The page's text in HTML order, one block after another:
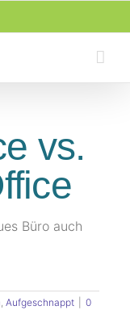
vs.
Büro auch
, Aufgeschnappt
0